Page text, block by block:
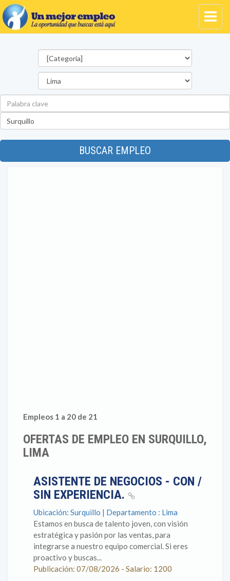
BUSCAR EMPLEO
Empleos 1 a 20 de 21
OFERTAS DE EMPLEO EN SURQUILLO,
LIMA
ASISTENTE DE NEGOCIOS - CON /
SIN EXPERIENCIA.
Ubicación: Surquillo | Departamento : Lima
Estamos en busca de talento joven, con visión
estratégica y pasión por las ventas, para
integrarse a nuestro equipo comercial. Si eres
proactivo y buscas...
Publicación: 07/08/2026 - Salario: 1200